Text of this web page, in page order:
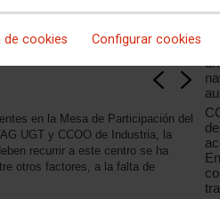
de cookies Configurar cookies
en la Mesa de Participación del
UGT y CCOO de Industria, la
recurrir a este centro se ha
otros factores, a la falta de